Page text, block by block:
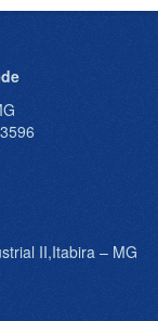
II,Itabira – MG